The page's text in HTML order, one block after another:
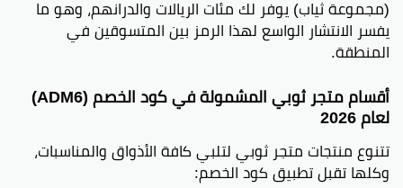
(مجموعة ثياب) يوفر لك مئات الريالات والدرانهم، وهو ما
يفسر الانتشار الواسع لهذا الرمز بين المتسوقين في
المنطقة.
أقسام متجر ثوبي المشمولة في كود الخصم (ADM6)
لعام 2026
تتنوع منتجات متجر ثوبي لتلبي كافة الأذواق والمناسبات،
وكلها تقبل تطبيق كود الخصم: